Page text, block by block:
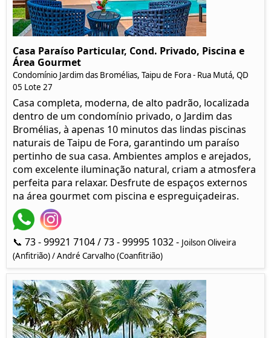
Casa Paraíso Particular, Cond. Privado, Piscina e
Área Gourmet
Condomínio Jardim das Bromélias, Taipu de Fora - Rua Mutá, QD
05 Lote 27
Casa completa, moderna, de alto padrão, localizada
dentro de um condomínio privado, o Jardim das
Bromélias, à apenas 10 minutos das lindas piscinas
naturais de Taipu de Fora, garantindo um paraíso
pertinho de sua casa. Ambientes amplos e arejados,
com excelente iluminação natural, criam a atmosfera
perfeita para relaxar. Desfrute de espaços externos
na área gourmet com piscina e espreguiçadeiras.
📞 73 - 99921 7104 / 73 - 99995 1032 - Joilson Oliveira
(Anfitrião) / André Carvalho (Coanfitrião)